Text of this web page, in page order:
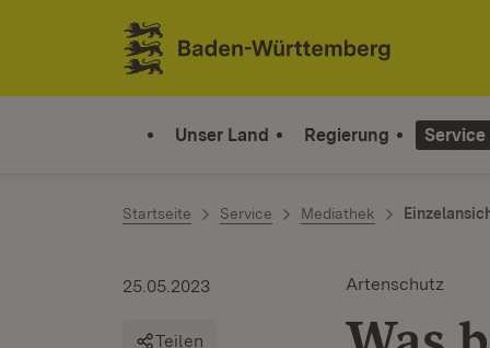
Zum Inhalt springen
Link zur Startseite
Unser Land Regierung Service
Startseite Service Mediathek
Artenschutz
25.05.2023
Teilen